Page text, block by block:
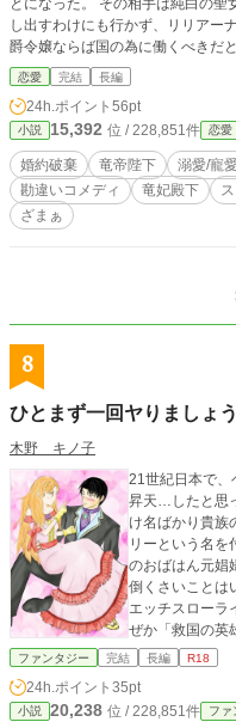
とになった。 その相手は純白の聖女と呼ばれるサンドラだったが国の聖女を差
し出すわけにも行かず、リリアーナ
爵令嬢ならば国の為に働くべきだ
よくリリアーナを国から追い出し、始末
選択だったがリリアーナはある条件を付け了承
敵国に迎えられたはずが。 「君が僕のお嫁さんかい？とりあえず僕の手料理を
食べてくれないかな」 暗黒竜と恐れられた竜皇帝陛下は何故か料理を振る舞い
始めた。 「なるほどコロコロ太らせて食べるのか」 頓珍漢な勘違いをしたリリ
アーナは殺されるまで美味しい物
気配はなかった。 その頃祖国では、聖女が結界を敷くことができなくなり危機
的状況になっていた。 世界樹も聖
恋愛 完結 長編
24h.ポイント 56pt
小説 15,392 位 / 228,851件 恋愛
婚約破棄 竜帝陛下 溺愛/寵
勘違いコメディ
竜妃殿下
ざまぁ
8
ひとまず一回ヤりましょ
木野 キノ子
21世紀日本で、
昇天…したと思
け名ばかり貴族の貴族
リーという名を
のおばはん元娼
倒くさいことは
エッチスローラ
ぜか「救国の英
れる…。 ハッキリ言って、イ・ヤ・だ！！ なんでかって？
ん！！ そんな女
は言え、この公
ファンタジー 完結 長編 R18
24h.ポイント 35pt
小説 20,238 位 / 228,851件 ファ